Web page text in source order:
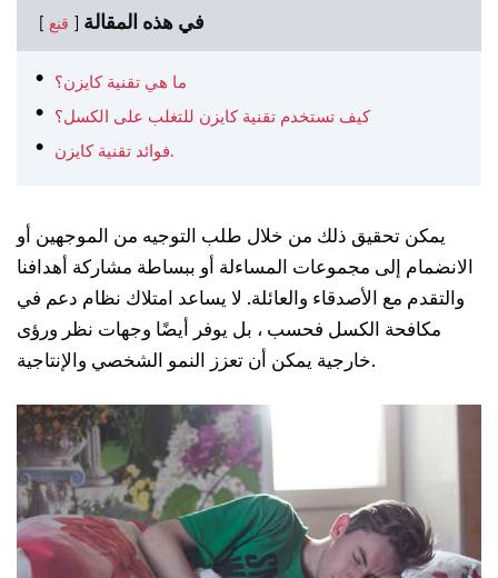
في هذه المقالة قنع
ما هي تقنية كايزن؟
كيف تستخدم تقنية كايزن للتغلب على الكسل؟
فوائد تقنية كايزن.
يمكن تحقيق ذلك من خلال طلب التوجيه من الموجهين أو
الانضمام إلى مجموعات المساءلة أو ببساطة مشاركة أهدافنا
والتقدم مع الأصدقاء والعائلة. لا يساعد امتلاك نظام دعم في
مكافحة الكسل فحسب ، بل يوفر أيضًا وجهات نظر ورؤى
خارجية يمكن أن تعزز النمو الشخصي والإنتاجية.